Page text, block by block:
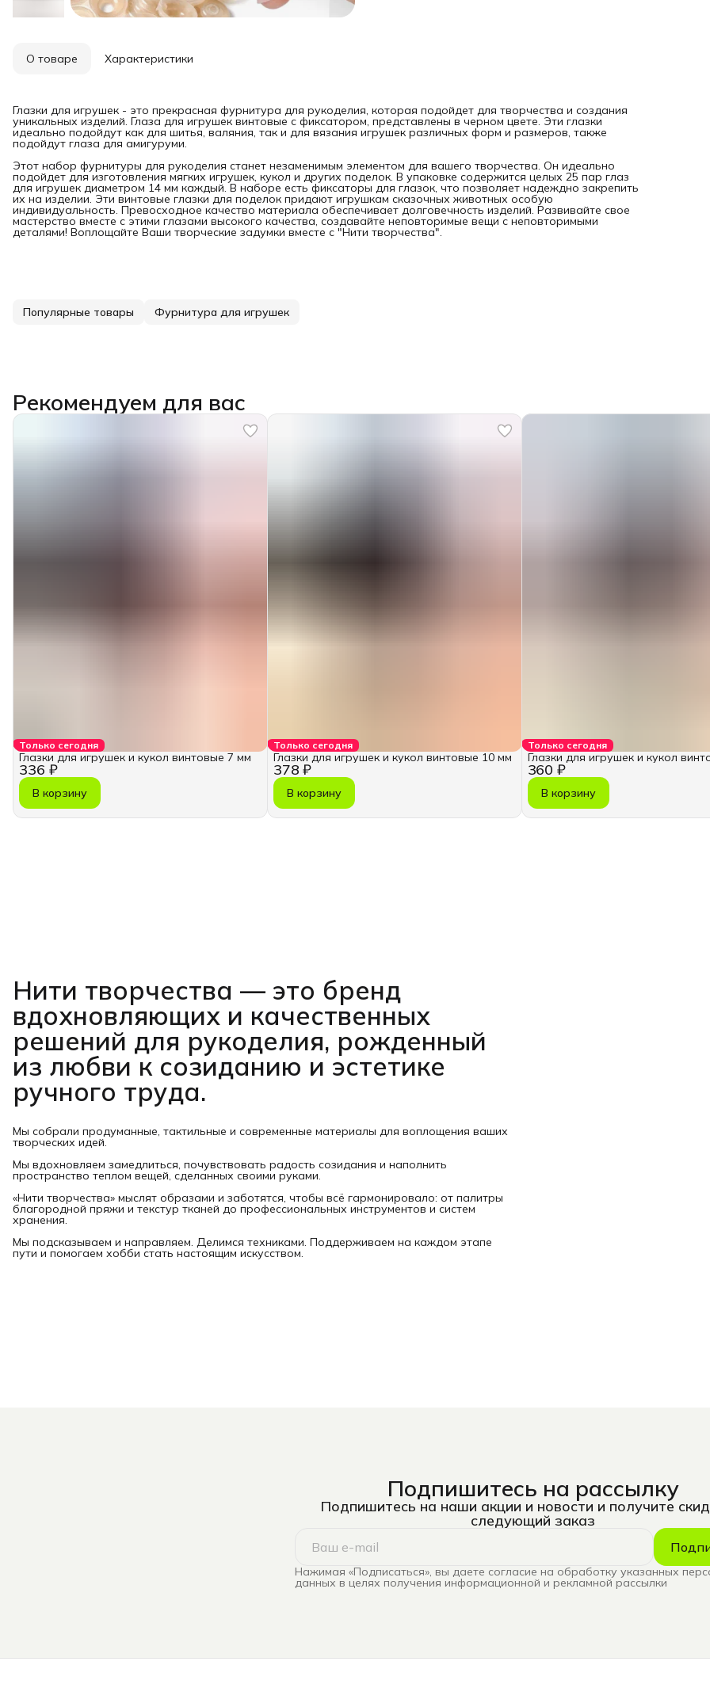
О товаре Характеристики
Глазки для игрушек - это прекрасная фурнитура для рукоделия, которая подойдет для творчества и создания
уникальных изделий. Глаза для игрушек винтовые с фиксатором, представлены в черном цвете. Эти глазки
идеально подойдут как для шитья, валяния, так и для вязания игрушек различных форм и размеров, также
подойдут глаза для амигуруми.
Этот набор фурнитуры для рукоделия станет незаменимым элементом для вашего творчества. Он идеально
подойдет для изготовления мягких игрушек, кукол и других поделок. В упаковке содержится целых 25 пар глаз
для игрушек диаметром 14 мм каждый. В наборе есть фиксаторы для глазок, что позволяет надеждно закрепить
их на изделии. Эти винтовые глазки для поделок придают игрушкам сказочных животных особую
индивидуальность. Превосходное качество материала обеспечивает долговечность изделий. Развивайте свое
мастерство вместе с этими глазами высокого качества, создавайте неповторимые вещи с неповторимыми
деталями! Воплощайте Ваши творческие задумки вместе с "Нити творчества".
Популярные товары Фурнитура для игрушек
Рекомендуем для вас
Только сегодня
336 ₽
Глазки для игрушек и кукол винтовые 7 мм
В корзину
Только сегодня
378 ₽
Глазки для игрушек и кукол винтовые 10 мм
В корзину
Только сегодня
360 ₽
Глазки для игрушек и кукол
В корзину
Нити творчества — это бренд
вдохновляющих и качественных
решений для рукоделия, рожденный
из любви к созиданию и эстетике
ручного труда.
Мы собрали продуманные, тактильные и современные материалы для воплощения ваших
творческих идей.
Мы вдохновляем замедлиться, почувствовать радость созидания и наполнить
пространство теплом вещей, сделанных своими руками.
«Нити творчества» мыслят образами и заботятся, чтобы всё гармонировало: от палитры
благородной пряжи и текстур тканей до профессиональных инструментов и систем
хранения.
Мы подсказываем и направляем. Делимся техниками. Поддерживаем на каждом этапе
пути и помогаем хобби стать настоящим искусством.
Подпишитесь на рассылку
Подпишитесь на наши акции и новости и получите
следующий заказ
Нажимая «Подписаться», вы даете согласие на обработку указанных
данных в целях получения информационной и рекламной рассылки